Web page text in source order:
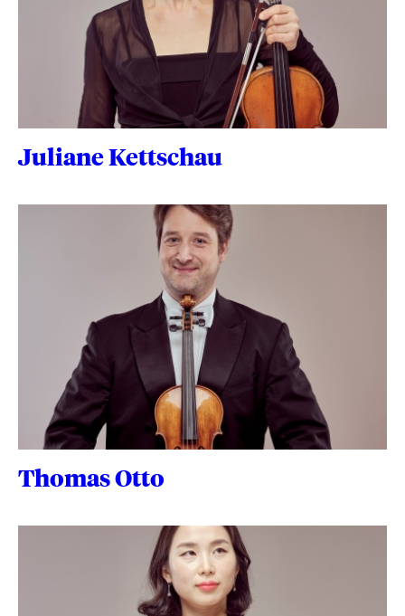
Juliane Kettschau
Thomas Otto